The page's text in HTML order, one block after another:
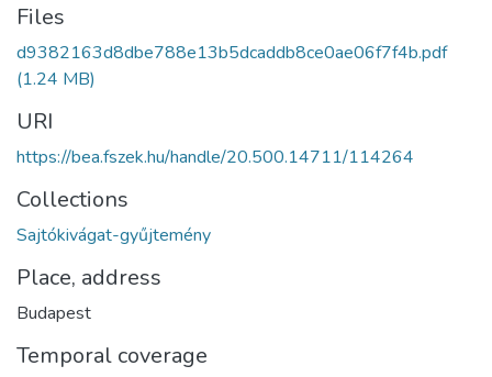
Files
d9382163d8dbe788e13b5dcaddb8ce0ae06f7f4b.pdf
(1.24 MB)
URI
https://bea.fszek.hu/handle/20.500.14711/114264
Collections
Sajtókivágat-gyűjtemény
Place, address
Budapest
Temporal coverage